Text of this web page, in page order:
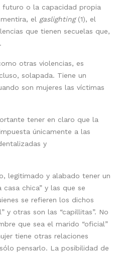
o la capacidad propia
el gaslighting(1), el
que tienen secuelas que,
otras violencias, es
solapada. Tiene un
son mujeres las víctimas
tener en claro que la
únicamente a las
y
legitimado y alabado tener un
casa chica” y las que se
se refieren los dichos
y otras son las “capillitas”. No
que sea el marido “oficial”
tiene otras relaciones
pensarlo. La posibilidad de